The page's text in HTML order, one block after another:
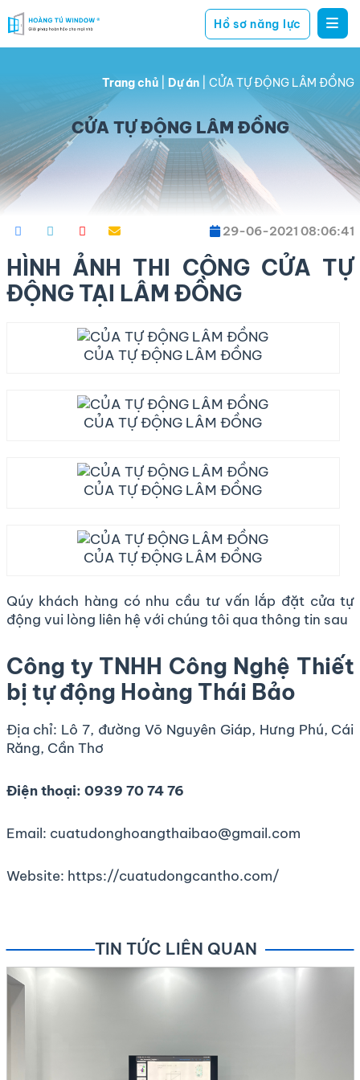
Hoàng
giải
mọi
nhà
Hồ sơ năng lực
Trang chủ| Dự án| CỬA TỰ ĐỘNG LÂM ĐỒNG
CỬA TỰ ĐỘNG LÂM ĐỒNG
29-06-2021 08:06:41
HÌNH ẢNH THI CÔNG CỬA TỰ
ĐỘNG TẠI LÂM ĐỒNG
CỦA TỰ ĐỘNG LÂM ĐỒNG
CỦA TỰ ĐỘNG LÂM ĐỒNG
CỦA TỰ ĐỘNG LÂM ĐỒNG
CỦA TỰ ĐỘNG LÂM ĐỒNG
Qúy khách hàng có nhu cầu tư vấn lắp đặt cửa tự
động vui lòng liên hệ với chúng tôi qua thông tin sau
Công ty TNHH Công Nghệ Thiết
bị tự động Hoàng Thái Bảo
Địa chỉ: Lô 7, đường Võ Nguyên Giáp, Hưng Phú, Cái
Răng, Cần Thơ
Điện thoại: 0939 70 74 76
Email: cuatudonghoangthaibao@gmail.com
Website: https://cuatudongcantho.com/
TIN TỨC LIÊN QUAN